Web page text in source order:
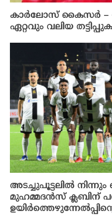
കാർലോസ് കൈസർ –
ഏറ്റവും വലിയ
അടച്ചുപൂട്ടലിൽ
മുഹമ്മദൻസ് ക്ലബിന്